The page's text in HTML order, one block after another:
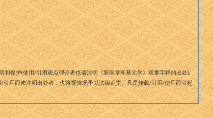
保护(使用/引用观点理论者也请注明《新国学和基元学》双重字样的出处),
用而未注明出处者，也将视情况予以法律追责。凡是转载/引用/使用而引起